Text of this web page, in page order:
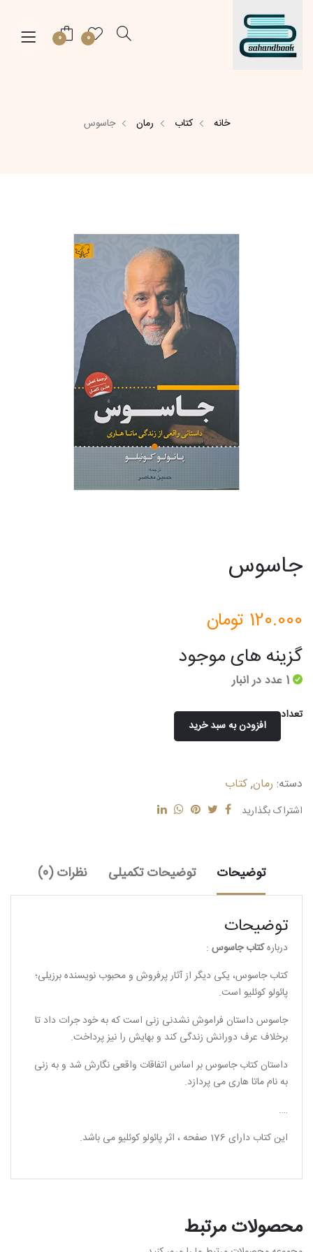
0
0
خانه کتاب رمان جاسوس
جاسوس
120.000 تومان
گزینه های موجود
تعداد
افزودن به سبد خرید
دسته: رمان,کتاب
اشتراک بگذارید
توضیحات توضیحات تکمیلی نظرات (0)
توضیحات
دربارهکتاب جاسوس :
کتاب جاسوس، یکی دیگر از آثار پرفروش و محبوب نویسنده برزیلی؛
پائولو کوئلیو است.
جاسوس داستان فراموش نشدنی زنی است که به خود جرات داد تا
برخلاف عرف دورانش زندگی کند و بهایش را نیز پرداخت.
داستان کتاب جاسوس بر اساس اتفاقات واقعی نگارش شد و به زنی
به نام ماتا هاری می پردازد.
….
این کتاب دارای 176 صفحه ، اثر پائولو کوئلیو می باشد.
محصولات مرتبط